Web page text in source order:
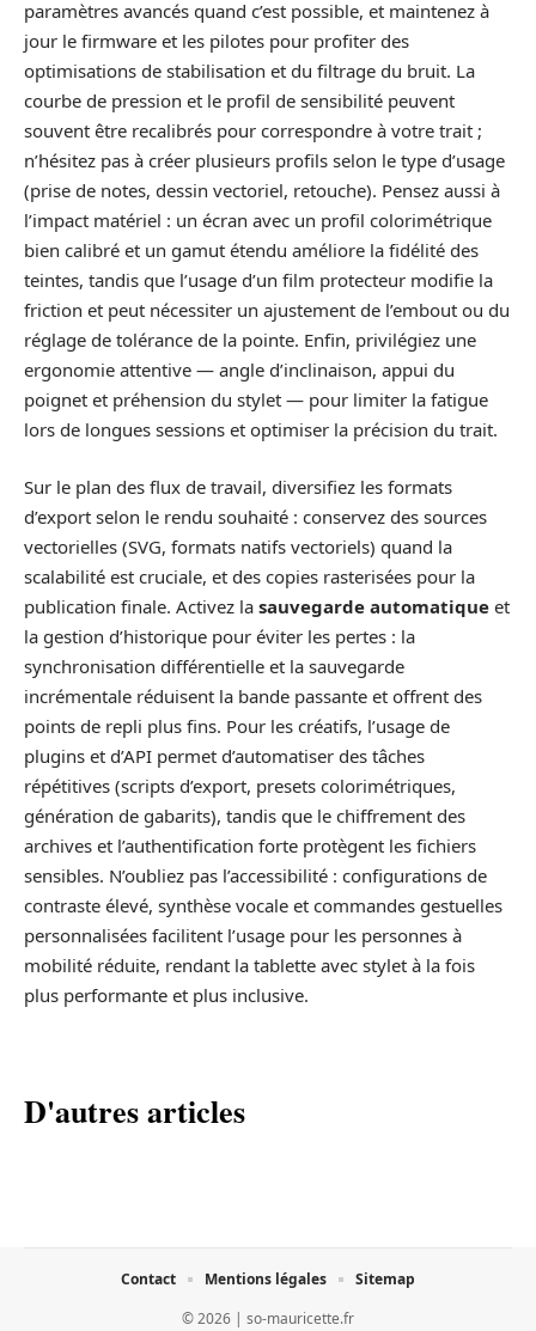
paramètres avancés quand c’est possible, et maintenez à
jour le firmware et les pilotes pour profiter des
optimisations de stabilisation et du filtrage du bruit. La
courbe de pression et le profil de sensibilité peuvent
souvent être recalibrés pour correspondre à votre trait ;
n’hésitez pas à créer plusieurs profils selon le type d’usage
(prise de notes, dessin vectoriel, retouche). Pensez aussi à
l’impact matériel : un écran avec un profil colorimétrique
bien calibré et un gamut étendu améliore la fidélité des
teintes, tandis que l’usage d’un film protecteur modifie la
friction et peut nécessiter un ajustement de l’embout ou du
réglage de tolérance de la pointe. Enfin, privilégiez une
ergonomie attentive — angle d’inclinaison, appui du
poignet et préhension du stylet — pour limiter la fatigue
lors de longues sessions et optimiser la précision du trait.
Sur le plan des flux de travail, diversifiez les formats
d’export selon le rendu souhaité : conservez des sources
vectorielles (SVG, formats natifs vectoriels) quand la
scalabilité est cruciale, et des copies rasterisées pour la
publication finale. Activez la sauvegarde automatique et
la gestion d’historique pour éviter les pertes : la
synchronisation différentielle et la sauvegarde
incrémentale réduisent la bande passante et offrent des
points de repli plus fins. Pour les créatifs, l’usage de
plugins et d’API permet d’automatiser des tâches
répétitives (scripts d’export, presets colorimétriques,
génération de gabarits), tandis que le chiffrement des
archives et l’authentification forte protègent les fichiers
sensibles. N’oubliez pas l’accessibilité : configurations de
contraste élevé, synthèse vocale et commandes gestuelles
personnalisées facilitent l’usage pour les personnes à
mobilité réduite, rendant la tablette avec stylet à la fois
plus performante et plus inclusive.
D'autres articles
© 2026 | so-mauricette.fr
Contact Mentions légales Sitemap